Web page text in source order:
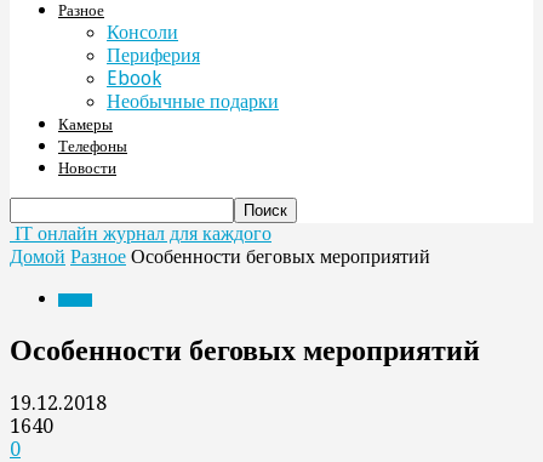
Разное
Консоли
Периферия
Ebook
Необычные подарки
Камеры
Телефоны
Новости
IT онлайн журнал для каждого
Домой Разное Особенности беговых мероприятий
Особенности беговых мероприятий
19.12.2018
1640
0